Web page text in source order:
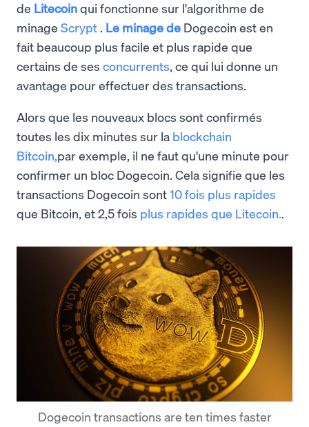
de Litecoinqui fonctionne sur l'algorithme de
minage Scrypt . Le minage de Dogecoin est en
fait beaucoup plus facile et plus rapide que
certains de ses concurrents, ce qui lui donne un
avantage pour effectuer des transactions.
Alors que les nouveaux blocs sont confirmés
toutes les dix minutes sur la blockchain
Bitcoin,par exemple, il ne faut qu'une minute pour
confirmer un bloc Dogecoin. Cela signifie que les
transactions Dogecoin sont10 fois plus rapides
que Bitcoin, et 2,5 fois plus rapides que Litecoin..
Dogecoin transactions are ten times faster